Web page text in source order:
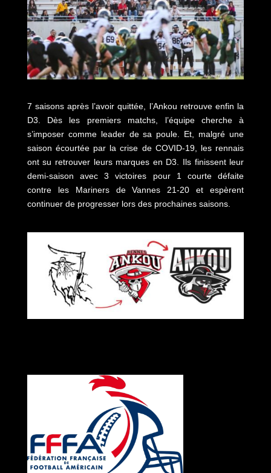
7 saisons après l’avoir quittée, l’Ankou retrouve enfin la
D3. Dès les premiers matchs, l’équipe cherche à
s’imposer comme leader de sa poule. Et, malgré une
saison écourtée par la crise de COVID-19, les rennais
ont su retrouver leurs marques en D3. Ils finissent leur
demi-saison avec 3 victoires pour 1 courte défaite
contre les Mariners de Vannes 21-20 et espèrent
continuer de progresser lors des prochaines saisons.